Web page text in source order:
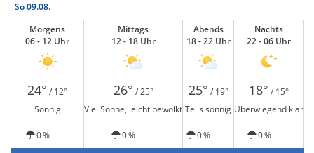
So09.08.
Morgens
06 - 12 Uhr
Mittags
12 - 18 Uhr
Abends
18 - 22 Uhr
Nachts
22 - 06 Uhr
24° / 12° 26° / 25° 25° / 19° 18° / 15°
Sonnig
Viel Sonne, leicht bewölkt Teils sonnig Überwiegend klar
0 % 0 % 0 % 0 %